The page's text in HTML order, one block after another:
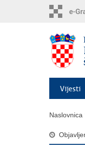
Vijesti
Naslovnica